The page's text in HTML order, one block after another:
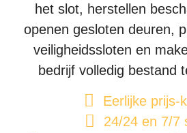
het slot, herstellen
openen gesloten deuren,
veiligheidssloten en
bedrijf volledig bestand
Eerlijke prijs-
24/24 en 7/7